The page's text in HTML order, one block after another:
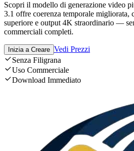
Scopri il modello di generazione video
3.1 offre coerenza temporale migliorata,
superiore e output 4K straordinario —
commerciali completi.
Inizia a Creare Vedi Prezzi
Senza Filigrana
Uso Commerciale
Download Immediato